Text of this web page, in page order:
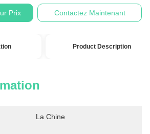
Prix Contactez Maintenant
Product Description
La Chine